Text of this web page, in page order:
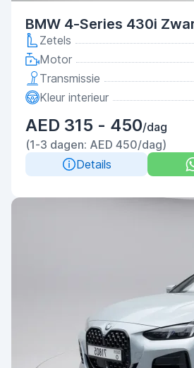
BMW 4-Series 430i
Zetels
Motor
Transmissie
Kleur interieur
AED 315 - 450/dag
(1-3 dagen: AED 450/dag)
Details